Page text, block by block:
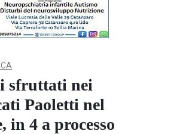
sfruttati nei
Paoletti nel
in 4 a processo